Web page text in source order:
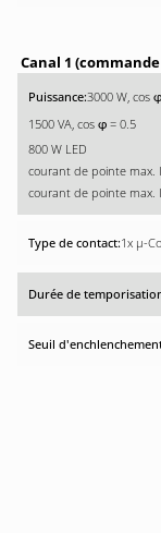
Canal 1
3000 W, cos φ
1500 VA, cos φ = 0.5
800 W LED
courant de pointe max.
courant de pointe max.
1x µ-